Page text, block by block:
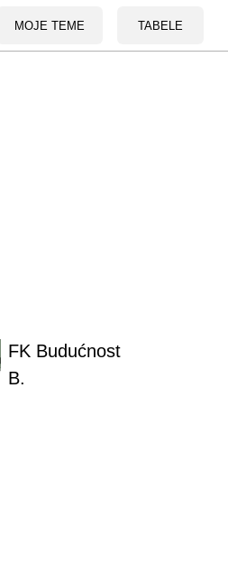
MOJE TEME TABELE
FK Budućnost
B.